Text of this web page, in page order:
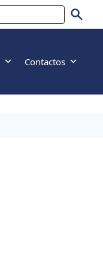
Contactos